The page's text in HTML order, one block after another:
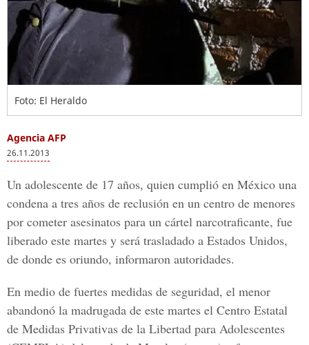
Foto: El Heraldo
Agencia AFP
26.11.2013
Un adolescente de 17 años, quien cumplió en México una
condena a tres años de reclusión en un centro de menores
por cometer asesinatos para un cártel narcotraficante, fue
liberado este martes y será trasladado a Estados Unidos,
de donde es oriundo, informaron autoridades.
En medio de fuertes medidas de seguridad, el menor
abandonó la madrugada de este martes el Centro Estatal
de Medidas Privativas de la Libertad para Adolescentes